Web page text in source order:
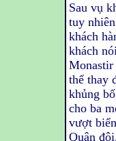
Sau vụ
tuy
khách
khách
Monastir
thể thay
khủng
cho ba
vượt
Quân